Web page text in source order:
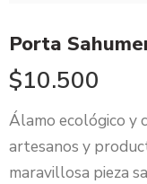
Porta
$10.500
Álamo ecológico y
artesanos y
maravillosa pieza